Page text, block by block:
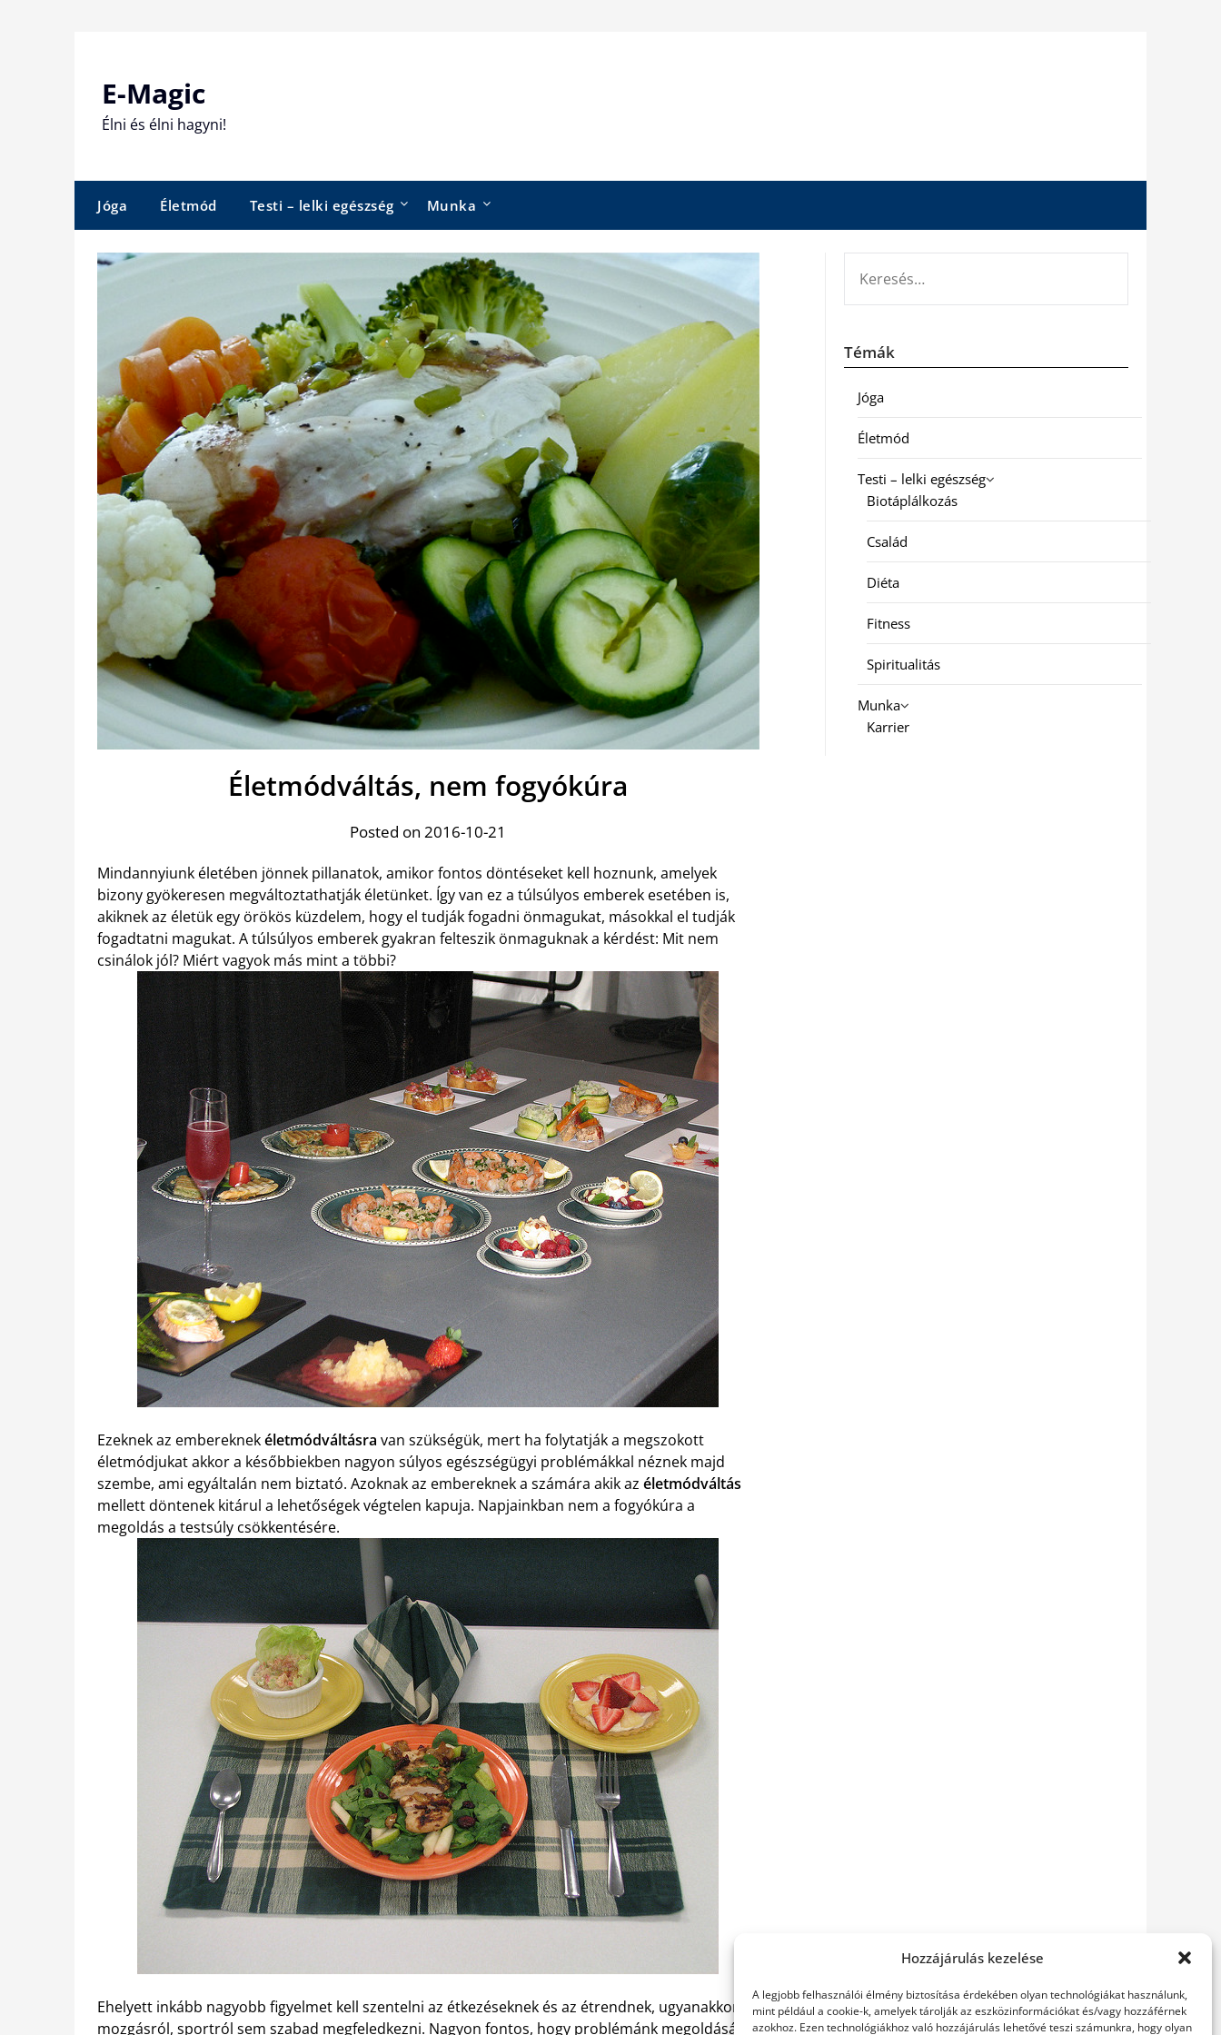
Hozzájárulás kezelése
A legjobb felhasználói élmény biztosítása érdekében olyan technológiákat használunk,
mint például a cookie-k, amelyek tárolják az eszközinformációkat és/vagy hozzáférnek
azokhoz. Ezen technológiákhoz való hozzájárulás lehetővé teszi számunkra, hogy olyan
E-Magic
Élni és élni hagyni!
Jóga Életmód Testi – lelki egészség Munka
Életmódváltás, nem fogyókúra
Posted on 2016-10-21
Mindannyiunk életében jönnek pillanatok, amikor fontos döntéseket kell hoznunk, amelyek
bizony gyökeresen megváltoztathatják életünket. Így van ez a túlsúlyos emberek esetében is,
akiknek az életük egy örökös küzdelem, hogy el tudják fogadni önmagukat, másokkal el tudják
fogadtatni magukat. A túlsúlyos emberek gyakran felteszik önmaguknak a kérdést: Mit nem
csinálok jól? Miért vagyok más mint a többi?
Ezeknek az embereknekéletmódváltásra van szükségük, mert ha folytatják a megszokott
életmódjukat akkor a későbbiekben nagyon súlyos egészségügyi problémákkal néznek majd
szembe, ami egyáltalán nem biztató. Azoknak az embereknek a számára akik az életmódváltás
mellett döntenek kitárul a lehetőségek végtelen kapuja. Napjainkban nem a fogyókúra a
megoldás a testsúly csökkentésére.
Ehelyett inkább nagyobb figyelmet kell szentelni az étkezéseknek és az étrendnek, ugyanakkor a
mozgásról, sportról sem szabad megfeledkezni. Nagyon fontos, hogy problémánk megoldására
Témák
Jóga
Életmód
Testi – lelki egészség
Biotáplálkozás
Család
Diéta
Fitness
Spiritualitás
Munka
Karrier